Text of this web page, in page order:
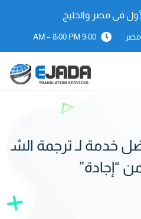
فى مصر والخليج
مصر 9:00 AM – 8:00 PM
خدمة لـ ترجمة الش
“إجادة”